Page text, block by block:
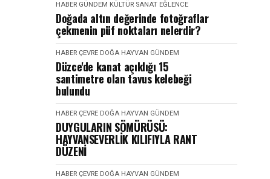
HABER GÜNDEM KÜLTÜR SANAT EĞLENCE
Doğada altın değerinde fotoğraflar
çekmenin püf noktaları nelerdir?
HABER ÇEVRE DOĞA HAYVAN GÜNDEM
Düzce'de kanat açıklığı 15
santimetre olan tavus kelebeği
bulundu
HABER ÇEVRE DOĞA HAYVAN GÜNDEM
DUYGULARIN SÖMÜRÜSÜ:
HAYVANSEVERLİK KILIFIYLA RANT
DÜZENİ
HABER ÇEVRE DOĞA HAYVAN GÜNDEM